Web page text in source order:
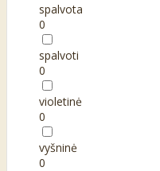
spalvota
0
spalvoti
0
violetinė
0
vyšninė
0